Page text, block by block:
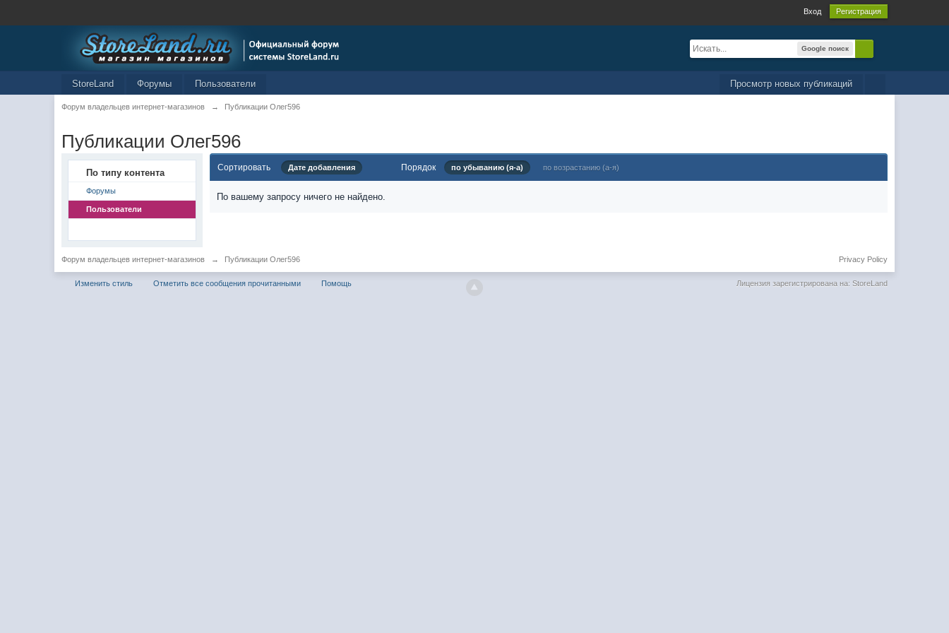
Вход Регистрация
Google поиск
Просмотр новых публикаций
StoreLand Форумы Пользователи
Форум владельцев интернет-магазинов → Публикации Олег596
Публикации Олег596
По типу контента
Форумы
Пользователи
Сортировать Дате добавления Порядок по убыванию (я-а) по возрастанию (а-я)
По вашему запросу ничего не найдено.
Форум владельцев интернет-магазинов → Публикации Олег596 Privacy Policy
Изменить стиль Отметить все сообщения прочитанными Помощь Лицензия зарегистрирована на: StoreLand